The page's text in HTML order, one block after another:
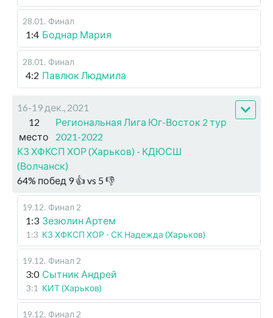
28.01 . Финал
1:4 Боднар Мария
28.01 . Финал
4:2 Павлюк Людмила
16-19 дек., 2021
12
место
Региональная Лига Юг-Восток 2 тур
2021-2022
КЗ ХФКСП ХОР (Харьков) - КДЮСШ
(Волчанск)
64% побед 9👍 vs 5 👎
19.12. Финал 2
1:3 Зезюлин Артем
1:3 КЗ ХФКСП ХОР - СК Надежда (Харьков)
19.12. Финал 2
3:0 Сытник Андрей
3:1 КИТ (Харьков)
19.12. Финал 2